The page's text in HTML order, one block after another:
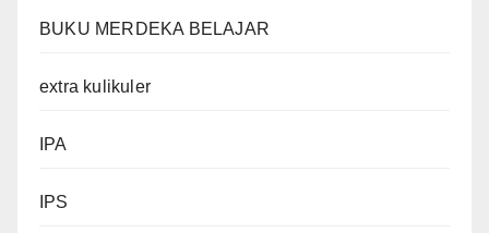
BUKU MERDEKA BELAJAR
extra kulikuler
IPA
IPS